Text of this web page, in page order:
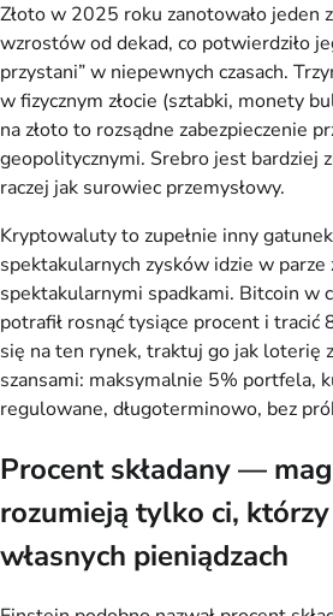
Złoto w 2025 roku zanotowało jeden
wzrostów od dekad, co potwierdziło
przystani” w niepewnych czasach.
w fizycznym złocie (sztabki, monety
na złoto to rozsądne zabezpieczenie
geopolitycznymi. Srebro jest bardziej
raczej jak surowiec przemysłowy.
Kryptowaluty to zupełnie inny
spektakularnych zysków idzie w parze
spektakularnymi spadkami. Bitcoin w
potrafił rosnąć tysiące procent i tracić
się na ten rynek, traktuj go jak loterię
szansami: maksymalnie 5% portfela,
regulowane, długoterminowo, bez
Procent składany —
rozumieją tylko ci,
własnych pieniądzach